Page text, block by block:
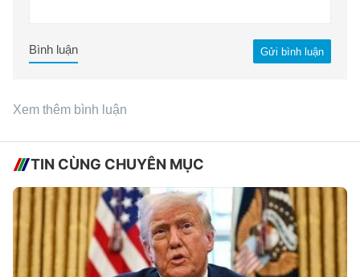
Gửi bình luận
Bình luận
Xem thêm bình luận
TIN CÙNG CHUYÊN MỤC